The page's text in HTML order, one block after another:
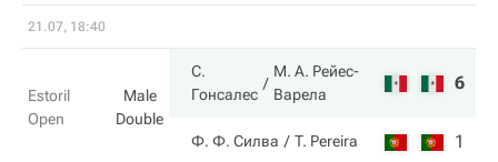
21.07, 18:40
Estoril
Open
Male
Double
С.
Гонсалес
М. А. Рейес-
Варела
6
Ф. Ф. Силва T. Pereira 1